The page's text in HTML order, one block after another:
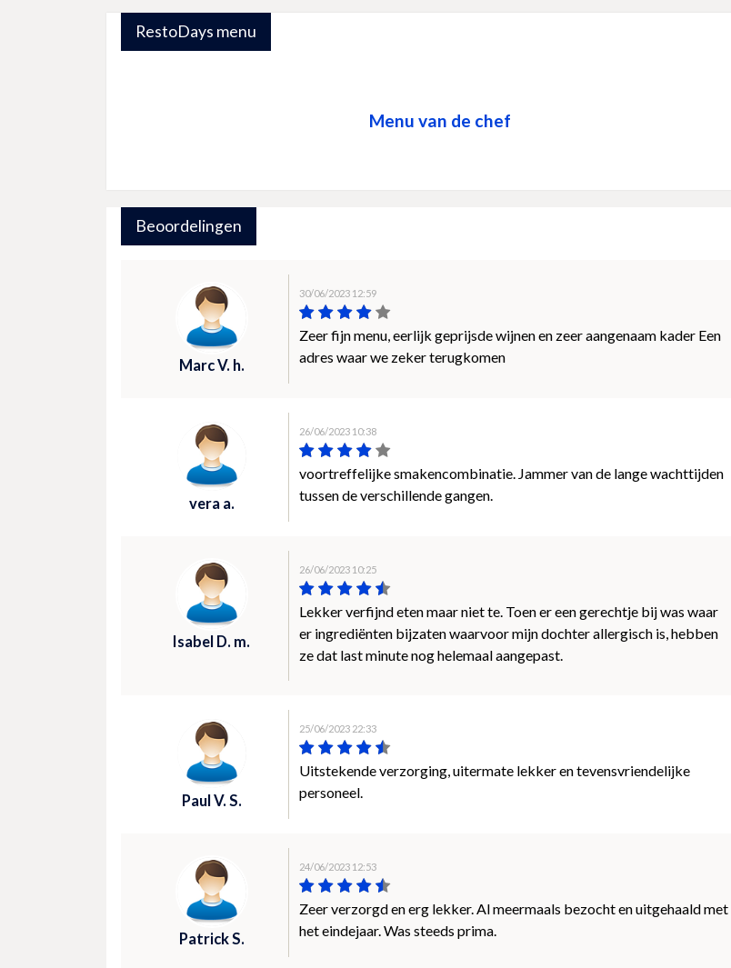
RestoDays menu
Menu van de chef
Beoordelingen
Marc V. h.
30/06/2023 12:59
Zeer fijn menu, eerlijk geprijsde wijnen en zeer aangenaam kader Een
adres waar we zeker terugkomen
vera a.
26/06/2023 10:38
voortreffelijke smakencombinatie. Jammer van de lange wachttijden
tussen de verschillende gangen.
Isabel D. m.
26/06/2023 10:25
Lekker verfijnd eten maar niet te. Toen er een gerechtje bij was waar
er ingrediënten bijzaten waarvoor mijn dochter allergisch is, hebben
ze dat last minute nog helemaal aangepast.
Paul V. S.
25/06/2023 22:33
Uitstekende verzorging, uitermate lekker en tevensvriendelijke
personeel.
Patrick S.
24/06/2023 12:53
Zeer verzorgd en erg lekker. Al meermaals bezocht en uitgehaald met
het eindejaar. Was steeds prima.